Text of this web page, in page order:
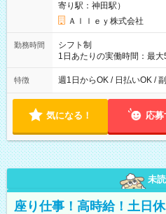
寄り駅：神田駅）
Ａｌｌｅｙ株式会社
勤務時間
シフト制
1日あたりの実働時間：最
実働時間：1-5時間 └上記
能！ └平日・土曜日の中で
18:00 などのように、
特徴 週1日からOK / 日払いOK /
気になる！ 応募
未読
座り仕事！高時給！土日